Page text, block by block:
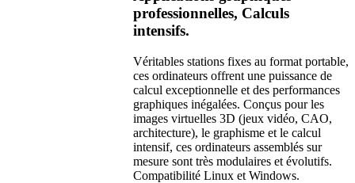
professionnelles, Calculs
intensifs.
Véritables stations fixes au format portable,
ces ordinateurs offrent une puissance de
calcul exceptionnelle et des performances
graphiques inégalées. Conçus pour les
images virtuelles 3D (jeux vidéo, CAO,
architecture), le graphisme et le calcul
intensif, ces ordinateurs assemblés sur
mesure sont très modulaires et évolutifs.
Compatibilité Linux et Windows.